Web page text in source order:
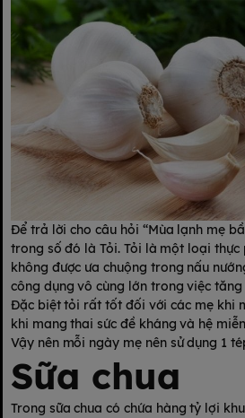
Để trả lời cho câu hỏi “Mùa lạnh mẹ
trong số đó là Tỏi. Tỏi là một loại thực
không được ưa chuộng trong nấu
công dụng vô cùng lớn trong việc tăng
Đặc biệt tỏi rất tốt đối với các mẹ khi
khi mang thai sức đề kháng và hệ
Vậy nên mỗi ngày mẹ nên sử dụng 1
Sữa chua
Trong sữa chua có chứa hàng tỷ lợi